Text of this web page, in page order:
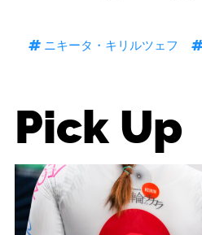
ニキータ・キリルツェフ
Pick Up